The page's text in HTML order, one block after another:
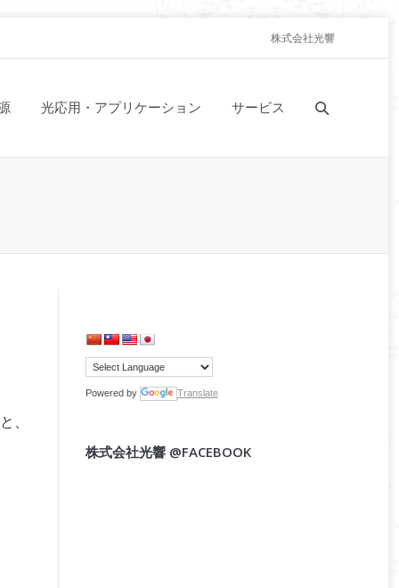
株式会社光響
光応用・アプリケーション サービス
、
Powered by Translate
株式会社光響 @FACEBOOK